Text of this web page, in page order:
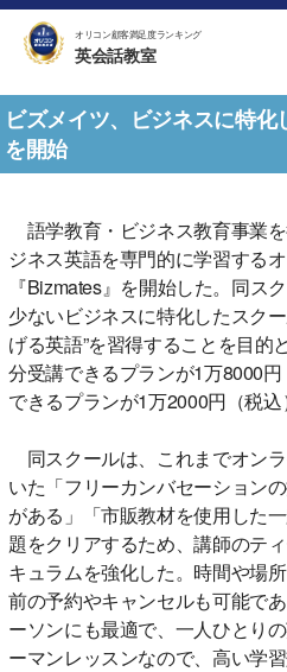
オリコン顧客満足度ランキング
英会話教室
ビズメイツ、ビジネスに特
を開始
語学教育・ビジネス教育事業
ジネス英語を専門的に学習する
『Bizmates』を開始した。同ス
少ないビジネスに特化したスク
げる英語”を習得することを目的
分受講できるプランが1万8000
できるプランが1万2000円（税込
同スクールは、これまでオン
いた「フリーカンバセーション
がある」「市販教材を使用した
題をクリアするため、講師のテ
キュラムを強化した。時間や場
前の予約やキャンセルも可能で
ーソンにも最適で、一人ひとり
ーマンレッスンなので、高い学習